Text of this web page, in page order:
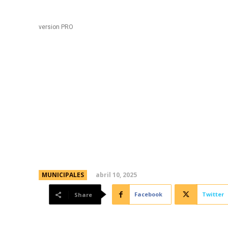
version PRO
MUNICIPALES abril 10, 2025
Share Facebook Twitter